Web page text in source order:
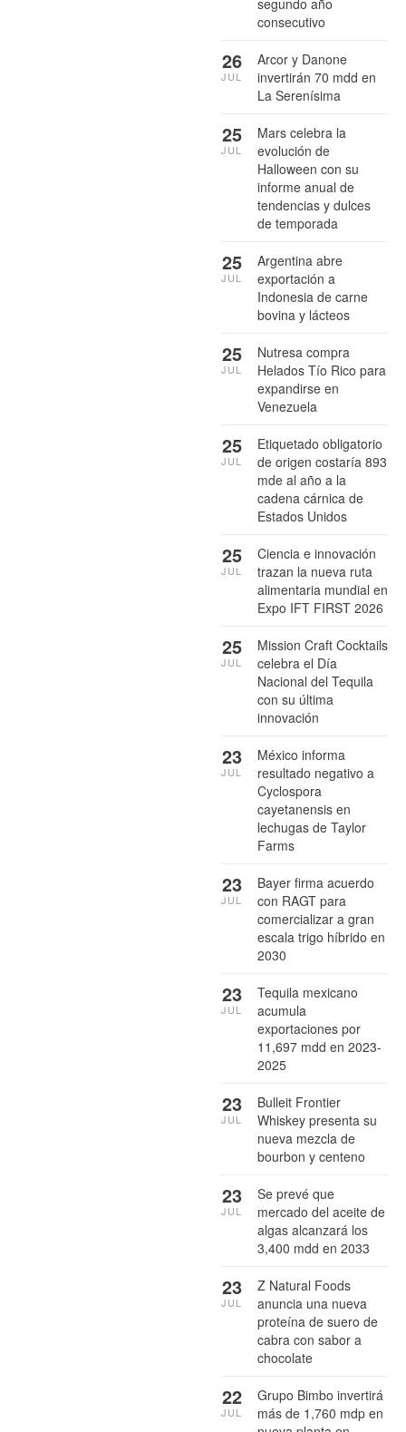
consecutivo
Arcor y Danone
invertirán 70 mdd en
La Serenísima
26
JUL
Mars celebra la
evolución de
Halloween con su
informe anual de
tendencias y dulces
de temporada
25
JUL
Argentina abre
exportación a
Indonesia de carne
bovina y lácteos
25
JUL
Nutresa compra
Helados Tío Rico para
expandirse en
Venezuela
25
JUL
Etiquetado obligatorio
de origen costaría 893
mde al año a la
cadena cárnica de
Estados Unidos
25
JUL
Ciencia e innovación
trazan la nueva ruta
alimentaria mundial en
Expo IFT FIRST 2026
25
JUL
Mission Craft Cocktails
celebra el Día
Nacional del Tequila
con su última
innovación
25
JUL
México informa
resultado negativo a
Cyclospora
cayetanensis en
lechugas de Taylor
Farms
23
JUL
Bayer firma acuerdo
con RAGT para
comercializar a gran
escala trigo híbrido en
2030
23
JUL
Tequila mexicano
acumula
exportaciones por
11,697 mdd en 2023-
2025
23
JUL
Bulleit Frontier
Whiskey presenta su
nueva mezcla de
bourbon y centeno
23
JUL
Se prevé que
mercado del aceite de
algas alcanzará los
3,400 mdd en 2033
23
JUL
Z Natural Foods
anuncia una nueva
proteína de suero de
cabra con sabor a
chocolate
23
JUL
Grupo Bimbo invertirá
más de 1,760 mdp en
22
JUL